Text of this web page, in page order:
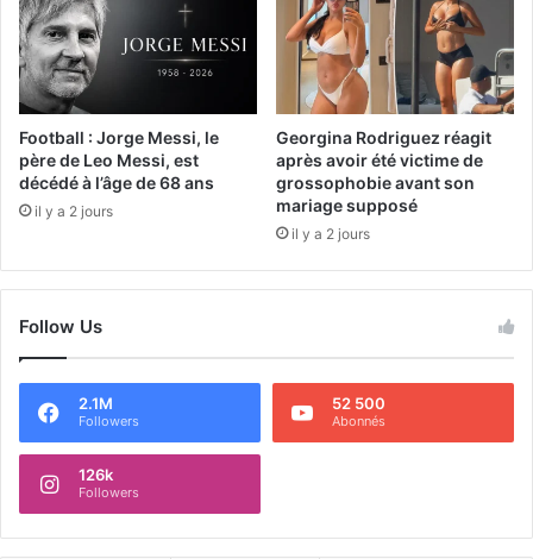
Football : Jorge Messi, le
père de Leo Messi, est
décédé à l’âge de 68 ans
il y a 2 jours
Georgina Rodriguez réagit
après avoir été victime de
grossophobie avant son
mariage supposé
il y a 2 jours
Follow Us
2.1M
Followers
52 500
Abonnés
126k
Followers